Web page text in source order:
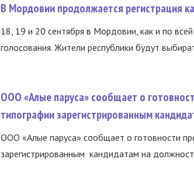
В Мордовии продолжается регистрация
18, 19 и 20 сентября в Мордовии, как и по
голосования. Жители республики будут
ООО «Алые паруса» сообщает о
типографии зарегистрированным
ООО «Алые паруса» сообщает о готовности
зарегистрированным кандидатам на